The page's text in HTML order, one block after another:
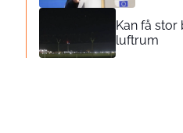
Kan få
luftrum